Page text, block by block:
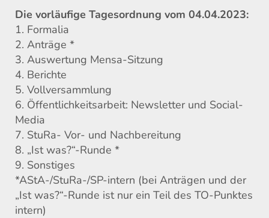
Die vorläufige Tagesordnung vom 04.04.2023:
1. Formalia
2. Anträge *
3. Auswertung Mensa-Sitzung
4. Berichte
5. Vollversammlung
6. Öffentlichkeitsarbeit: Newsletter und Social-
Media
7. StuRa- Vor- und Nachbereitung
8. „Ist was?“-Runde *
9. Sonstiges
*AStA-/StuRa-/SP-intern (bei Anträgen und der
„Ist was?“-Runde ist nur ein Teil des TO-Punktes
intern)